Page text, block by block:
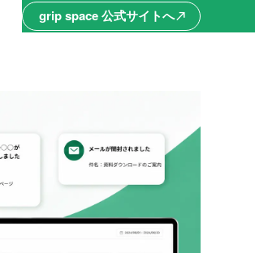
grip space 公式サイトへnorth_east